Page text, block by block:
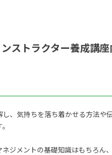
ストラクター養成講
、気持ちを落ち着かせる方法
ジメントの基礎知識はもちろ